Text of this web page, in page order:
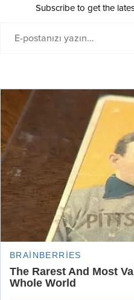
Subscribe to get the